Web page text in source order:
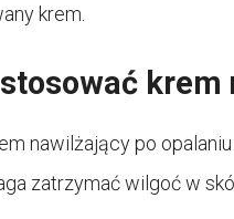
krem.
nawilżający po
zatrzymać wilgoć w